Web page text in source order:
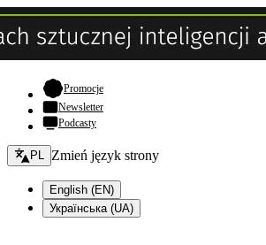
Promocje- otwiera się w nowej karcie
Newsletter
Podcasty
Zmień język - bieżący:
PL Zmień język strony
English (EN)
Українська (UA)